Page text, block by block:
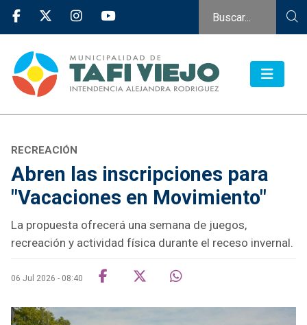
RECREACIÓN
Abren las inscripciones para
"Vacaciones en Movimiento"
La propuesta ofrecerá una semana de juegos,
recreación y actividad física durante el receso invernal.
06 Jul 2026 - 08:40